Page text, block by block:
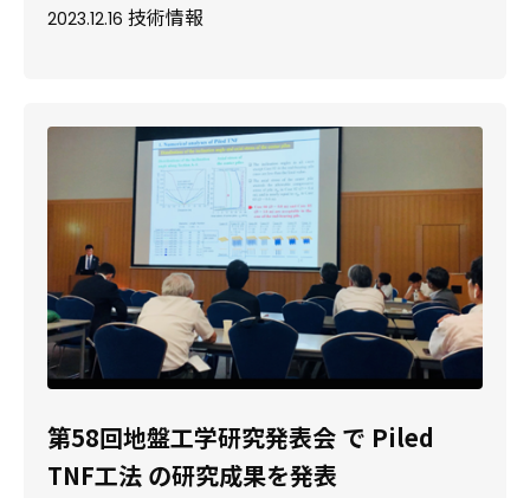
2023.12.16 技術情報
第58回地盤工学研究発表会 で Piled
TNF工法 の研究成果を発表